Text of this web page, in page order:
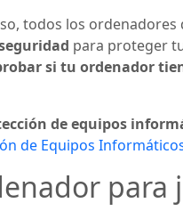
todos los
para proteger
si tu ordenador
de equipos
de Equipos
para